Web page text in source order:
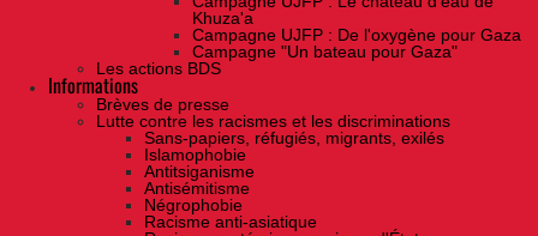
Khuza'a
Campagne UJFP : De l'oxygène pour Gaza
Campagne "Un bateau pour Gaza"
Les actions BDS
Informations
Brèves de presse
Lutte contre les racismes et les discriminations
Sans-papiers, réfugiés, migrants, exilés
Islamophobie
Antitsiganisme
Antisémitisme
Négrophobie
Racisme anti-asiatique